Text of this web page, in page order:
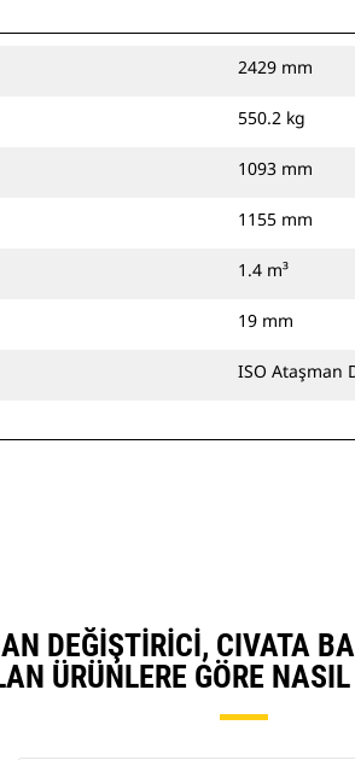
2429 mm
550.2 kg
1093 mm
1155 mm
1.4 m³
19 mm
ISO Ataşman
DEĞIŞTIRICI, CIVATA
ÜRÜNLERE GÖRE